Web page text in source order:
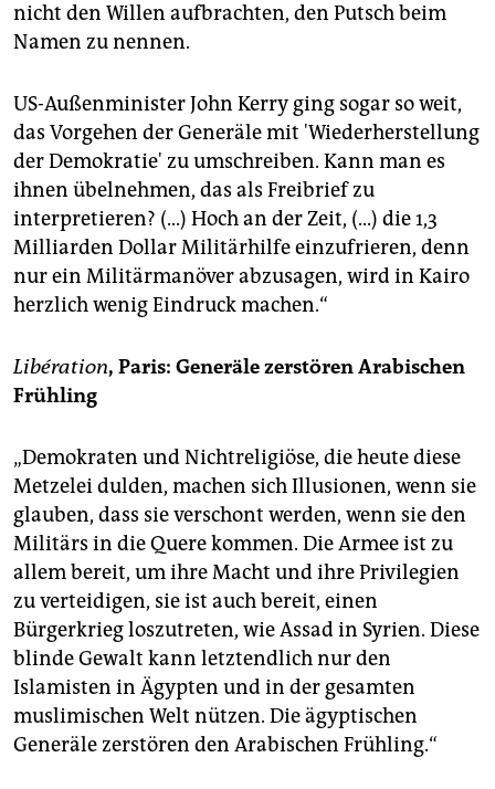
nicht den Willen aufbrachten, den Putsch beim
Namen zu nennen.
US-Außenminister John Kerry ging sogar so weit,
das Vorgehen der Generäle mit 'Wiederherstellung
der Demokratie' zu umschreiben. Kann man es
ihnen übelnehmen, das als Freibrief zu
interpretieren? (...) Hoch an der Zeit, (...) die 1,3
Milliarden Dollar Militärhilfe einzufrieren, denn
nur ein Militärmanöver abzusagen, wird in Kairo
herzlich wenig Eindruck machen.“
Libération, Paris: Generäle zerstören Arabischen
Frühling
„Demokraten und Nichtreligiöse, die heute diese
Metzelei dulden, machen sich Illusionen, wenn sie
glauben, dass sie verschont werden, wenn sie den
Militärs in die Quere kommen. Die Armee ist zu
allem bereit, um ihre Macht und ihre Privilegien
zu verteidigen, sie ist auch bereit, einen
Bürgerkrieg loszutreten, wie Assad in Syrien. Diese
blinde Gewalt kann letztendlich nur den
Islamisten in Ägypten und in der gesamten
muslimischen Welt nützen. Die ägyptischen
Generäle zerstören den Arabischen Frühling.“